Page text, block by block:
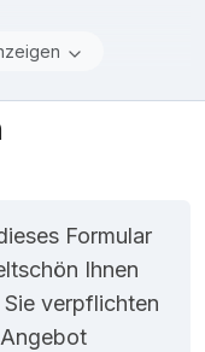
Formular
Ihnen
Sie verpflichten